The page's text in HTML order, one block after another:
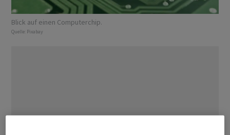
Blick auf einen Computerchip.
Quelle: Pixabay